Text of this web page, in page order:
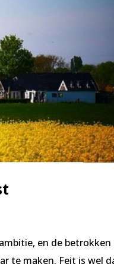
en de betrokken
te maken. Feit is wel